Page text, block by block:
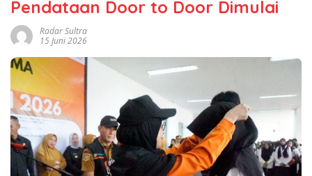
Pendataan Door to Door Dimulai
Radar Sultra
15 Juni 2026